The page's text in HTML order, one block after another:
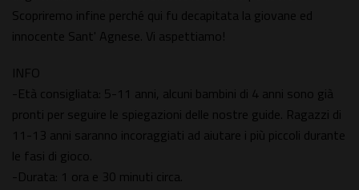
Scopriremo infine perché qui fu decapitata la giovane ed
innocente Sant' Agnese. Vi aspettiamo!
INFO
-Età consigliata: 5-11 anni, alcuni bambini di 4 anni sono già
pronti per seguire le spiegazioni delle nostre guide. Ragazzi di
11-13 anni saranno incoraggiati ad aiutare i più piccoli durante
le fasi di gioco.
-Durata: 1 ora e 30 minuti circa.